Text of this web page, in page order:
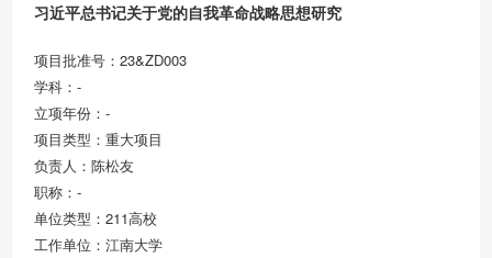
习近平总书记关于党的自我革命战略思想研究
项目批准号：23&ZD003
学科：-
立项年份：-
项目类型：重大项目
负责人：陈松友
职称：-
单位类型：211高校
工作单位：江南大学